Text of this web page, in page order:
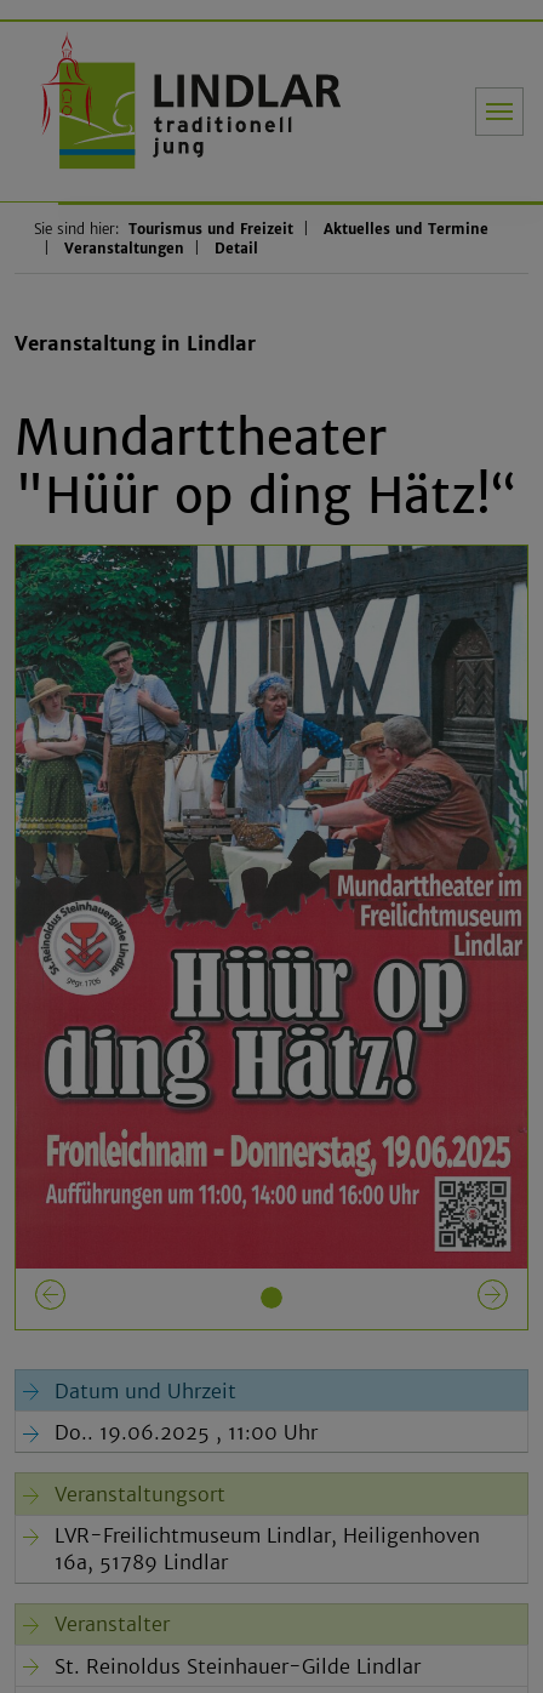
Sie sind hier: Tourismus und Freizeit
Aktuelles und Termine
Veranstaltungen
Detail
Veranstaltung in Lindlar
Mundarttheater
"Hüür op ding Hätz!“
Datum und Uhrzeit
Do.. 19.06.2025 , 11:00 Uhr
Veranstaltungsort
LVR-Freilichtmuseum Lindlar, Heiligenhoven
16a, 51789 Lindlar
Veranstalter
St. Reinoldus Steinhauer-Gilde Lindlar